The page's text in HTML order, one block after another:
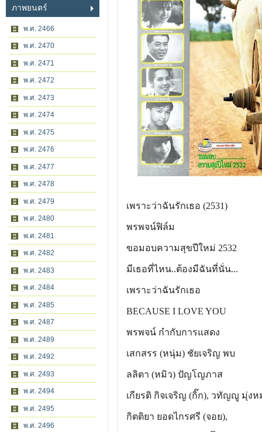
ภาพยนตร์
พ.ศ. 2466
พ.ศ. 2470
พ.ศ. 2471
พ.ศ. 2472
พ.ศ. 2473
พ.ศ. 2474
พ.ศ. 2475
พ.ศ. 2476
พ.ศ. 2477
พ.ศ. 2478
พ.ศ. 2479
พ.ศ. 2480
พ.ศ. 2481
พ.ศ. 2482
พ.ศ. 2483
พ.ศ. 2484
พ.ศ. 2485
พ.ศ. 2487
พ.ศ. 2489
พ.ศ. 2492
พ.ศ. 2493
พ.ศ. 2494
พ.ศ. 2495
พ.ศ. 2496
เพราะว่าฉันรักเธอ (2531)
พรพจน์ฟิล์ม
ขอมอบความสุขปีใหม่ 2532
มีเธอที่ไหน..ต้องมีฉันที่นั่น...
เพราะว่าฉันรักเธอ
BECAUSE I LOVE YOU
พรพจน์ กำกับการแสดง
เสกสรร (หนุ่ม) ชัยเจริญ พบ
ลลิตา (หมิว) ปัญโญภาส
เกียรติ กิจเจริญ (กิ๊ก), วทัญญู มุ่งห
กิตติยา ยอดไกรศรี (จอย),